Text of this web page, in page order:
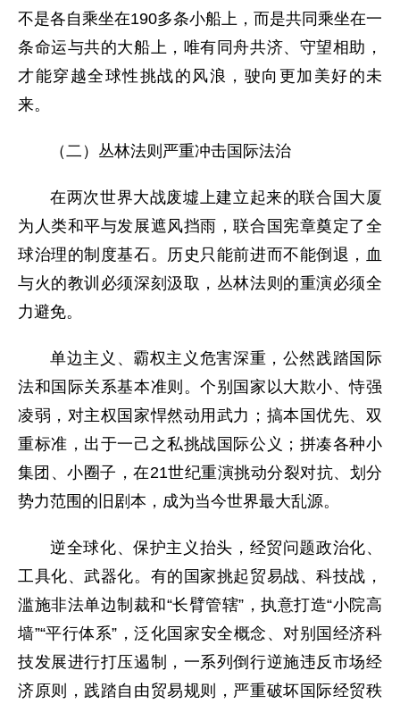
不是各自乘坐在190多条小船上，而是共同乘坐在一
条命运与共的大船上，唯有同舟共济、守望相助，
才能穿越全球性挑战的风浪，驶向更加美好的未
来。
（二）丛林法则严重冲击国际法治
在两次世界大战废墟上建立起来的联合国大厦
为人类和平与发展遮风挡雨，联合国宪章奠定了全
球治理的制度基石。历史只能前进而不能倒退，血
与火的教训必须深刻汲取，丛林法则的重演必须全
力避免。
单边主义、霸权主义危害深重，公然践踏国际
法和国际关系基本准则。个别国家以大欺小、恃强
凌弱，对主权国家悍然动用武力；搞本国优先、双
重标准，出于一己之私挑战国际公义；拼凑各种小
集团、小圈子，在21世纪重演挑动分裂对抗、划分
势力范围的旧剧本，成为当今世界最大乱源。
逆全球化、保护主义抬头，经贸问题政治化、
工具化、武器化。有的国家挑起贸易战、科技战，
滥施非法单边制裁和“长臂管辖”，执意打造“小院高
墙”“平行体系”，泛化国家安全概念、对别国经济科
技发展进行打压遏制，一系列倒行逆施违反市场经
济原则，践踏自由贸易规则，严重破坏国际经贸秩